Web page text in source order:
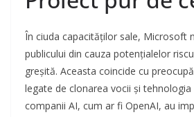
În ciuda capacităților sale, Microsoft
publicului din cauza potențialelor
greșită. Aceasta coincide cu
legate de clonarea vocii și tehnologia
companii AI, cum ar fi OpenAI, au